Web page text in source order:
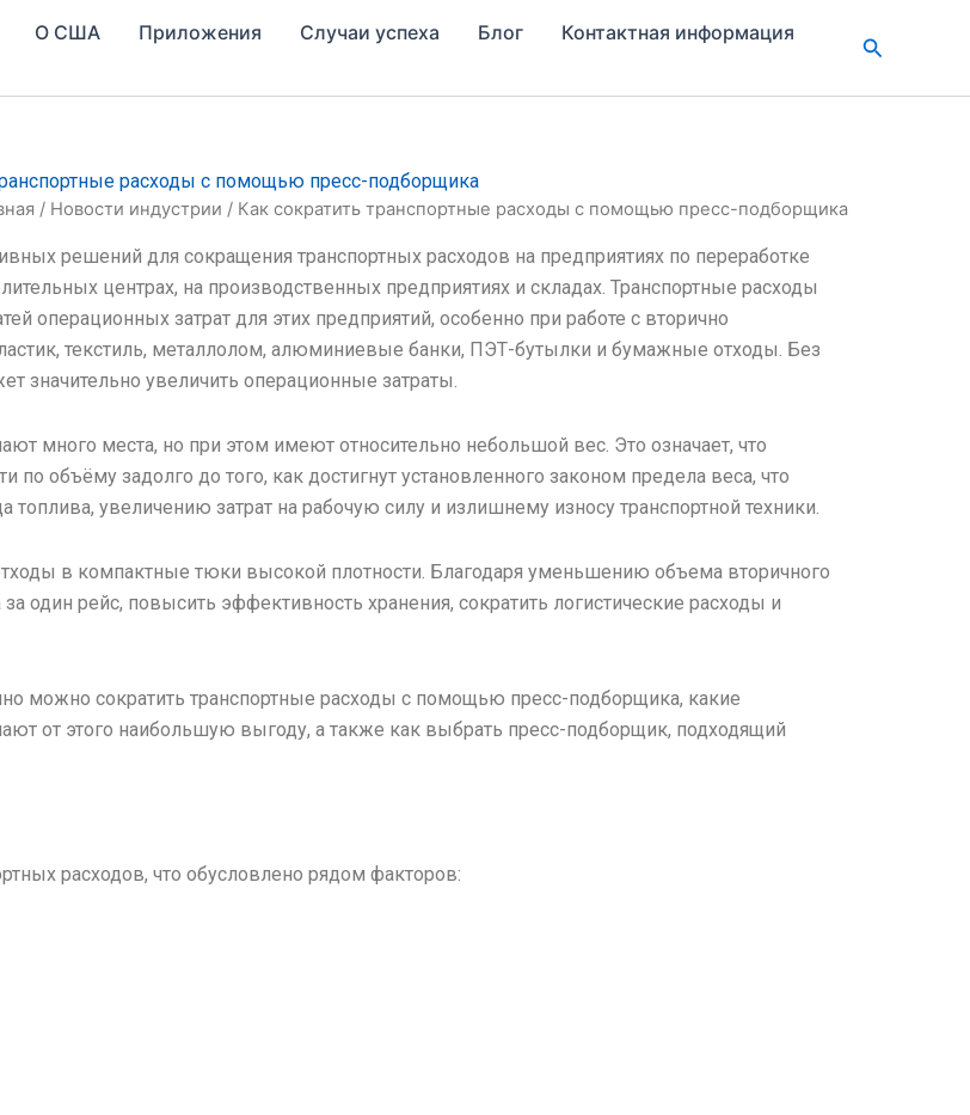
О США Приложения Случаи успеха Блог
Контактная информация
Поиск
расходы с помощью пресс-подборщика
/ Новости индустрии / Как сократить транспортные расходы с помощью пресс-подборщика
решений для сокращения транспортных расходов на предприятиях по переработке
центрах, на производственных предприятиях и складах. Транспортные расходы
операционных затрат для этих предприятий, особенно при работе с вторично
текстиль, металлолом, алюминиевые банки, ПЭТ-бутылки и бумажные отходы. Без
значительно увеличить операционные затраты.
много места, но при этом имеют относительно небольшой вес. Это означает, что
по объёму задолго до того, как достигнут установленного законом предела веса, что
увеличению затрат на рабочую силу и излишнему износу транспортной техники.
в компактные тюки высокой плотности. Благодаря уменьшению объема вторичного
один рейс, повысить эффективность хранения, сократить логистические расходы и
можно сократить транспортные расходы с помощью пресс-подборщика, какие
от этого наибольшую выгоду, а также как выбрать пресс-подборщик, подходящий
расходов, что обусловлено рядом факторов: